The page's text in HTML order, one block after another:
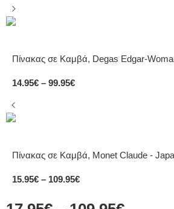
Πίνακας σε Καμβά, Degas Edgar-
14.95€ – 99.95€
Πίνακας σε Καμβά, Monet Claude -
15.95€ – 109.95€